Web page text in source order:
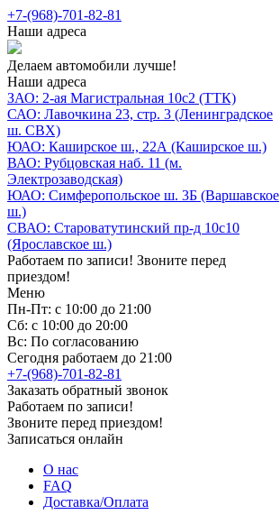
+7-(968)-701-82-81
Наши адреса
Делаем автомобили лучше!
Наши адреса
ЗАО: 2-ая Магистральная 10с2 (ТТК)
САО: Лавочкина 23, стр. 3 (Ленинградское
ш. СВХ)
ЮАО: Каширское ш., 22А (Каширское ш.)
ВАО: Рубцовская наб. 11 (м.
Электрозаводская)
ЮАО: Симферопольское ш. 3Б (Варшавское
ш.)
СВАО: Староватутинский пр-д 10с10
(Ярославское ш.)
Работаем по записи! Звоните перед
приездом!
Меню
Пн-Пт: с 10:00 до 21:00
Сб: с 10:00 до 20:00
Вс: По согласованию
Сегодня работаем до 21:00
+7-(968)-701-82-81
Заказать обратный звонок
Работаем по записи!
Звоните перед приездом!
Записаться онлайн
О нас
FAQ
Доставка/Оплата